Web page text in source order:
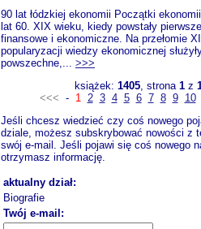
90 lat łódzkiej ekonomii Początki
lat 60. XIX wieku, kiedy powstały
finansowe i ekonomiczne. Na przełomie
popularyzacji wiedzy ekonomicznej
powszechne,... >>>
książek: 1405, strona 1z
<<< - 1 2 3 4 5 6 7 8 9
10
Jeśli chcesz wiedzieć czy coś nowego
dziale, możesz subskrybować nowości z
swój e-mail. Jeśli pojawi się coś nowego
otrzymasz informację.
aktualny dział:
Biografie
Twój e-mail: